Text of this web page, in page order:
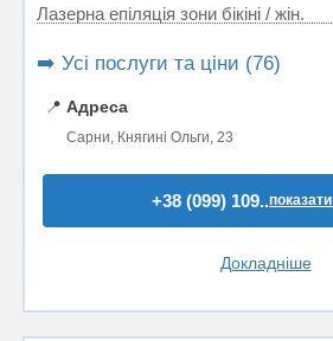
Лазерна епіляція зони бікіні / жін.
➡️ Усі послуги та ціни (76)
📍 Адреса
Сарни, Княгині Ольги, 23
+38 (099) 109..
Докладніше